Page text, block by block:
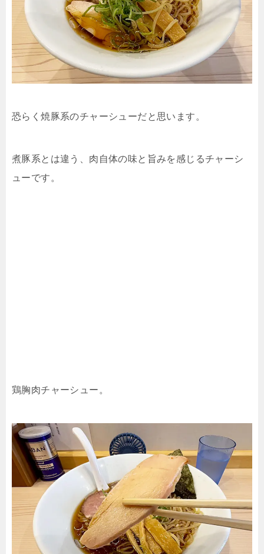
恐らく焼豚系のチャーシューだと思います。
煮豚系とは違う、肉自体の味と旨みを感じるチャーシ
ューです。
鶏胸肉チャーシュー。